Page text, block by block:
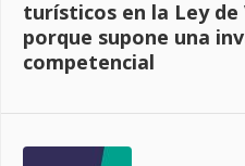
turísticos en la Ley de
porque supone una
competencial